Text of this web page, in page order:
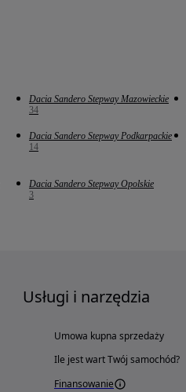
Dacia Sandero Stepway Mazowieckie
34
Dacia Sandero Stepway Podkarpackie
14
Dacia Sandero Stepway Opolskie
3
Usługi i narzędzia
Umowa kupna sprzedaży
Ile jest wart Twój samochód?
Finansowanie